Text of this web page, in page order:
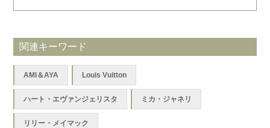
関連キーワード
AMI＆AYA Louis Vuitton
ハート・エヴァンジェリスタ ミカ・ジャネリ
リリー・メイマック